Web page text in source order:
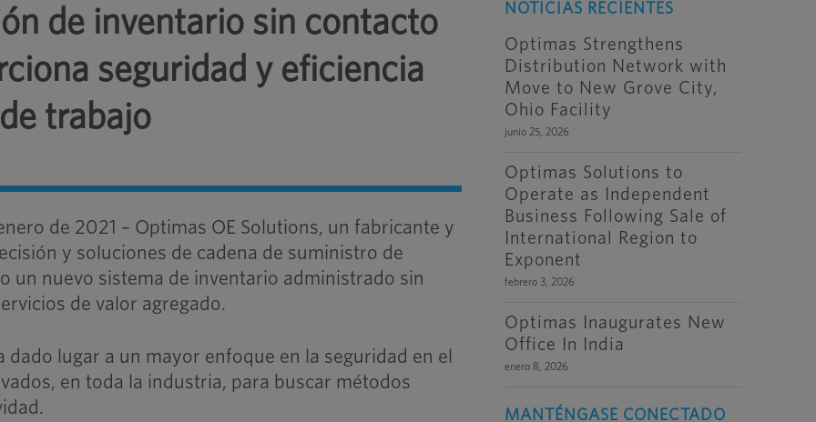
de inventario sin contacto
seguridad y eficiencia
trabajo
de 2021 – Optimas OE Solutions, un fabricante y
y soluciones de cadena de suministro de
un nuevo sistema de inventario administrado sin
de valor agregado.
dado lugar a un mayor enfoque en la seguridad en el
en toda la industria, para buscar métodos
NOTICIAS RECIENTES
Optimas Strengthens
Distribution Network with
Move to New Grove City,
Ohio Facility
junio 25, 2026
Optimas Solutions to
Operate as Independent
Business Following Sale of
International Region to
Exponent
febrero 3, 2026
Optimas Inaugurates New
Office In India
enero 8, 2026
MANTÉNGASE CONECTADO